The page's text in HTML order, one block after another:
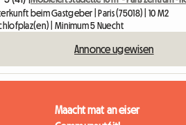
beim Gastgeber | Paris (75018) | 10 M2
| Minimum 5 Nuecht
Annonce ugewisen
Maacht mat an eiser